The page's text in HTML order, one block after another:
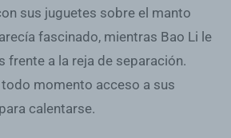
sus juguetes sobre el manto
fascinado, mientras Bao Li le
frente a la reja de separación.
momento acceso a sus
calentarse.